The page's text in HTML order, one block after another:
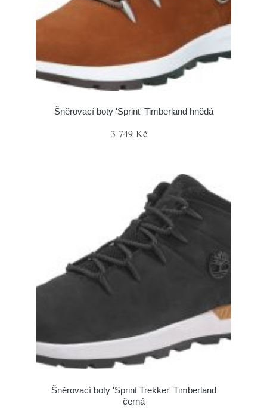
Šněrovací boty 'Sprint' Timberland hnědá
3 749 Kč
Šněrovací boty 'Sprint Trekker' Timberland
černá